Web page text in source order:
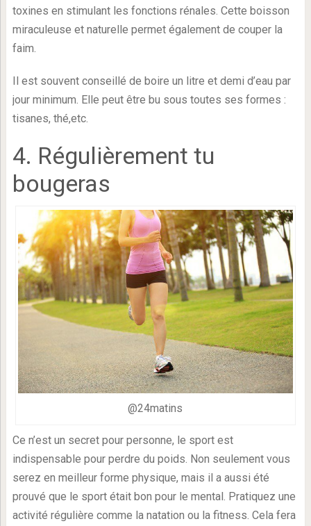
toxines en stimulant les fonctions rénales. Cette boisson
miraculeuse et naturelle permet également de couper la
faim.
Il est souvent conseillé de boire un litre et demi d’eau par
jour minimum. Elle peut être bu sous toutes ses formes :
tisanes, thé,etc.
4. Régulièrement tu
bougeras
@24matins
Ce n’est un secret pour personne, le sport est
indispensable pour perdre du poids. Non seulement vous
serez en meilleur forme physique, mais il a aussi été
prouvé que le sport était bon pour le mental. Pratiquez une
activité régulière comme la natation ou la fitness. Cela fera